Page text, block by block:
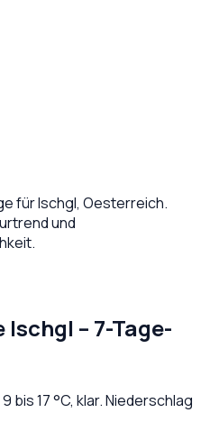
fürIschgl, Oesterreich.
und
Ischgl – 7-Tage-
9 bis17°C, klar. Niederschlag